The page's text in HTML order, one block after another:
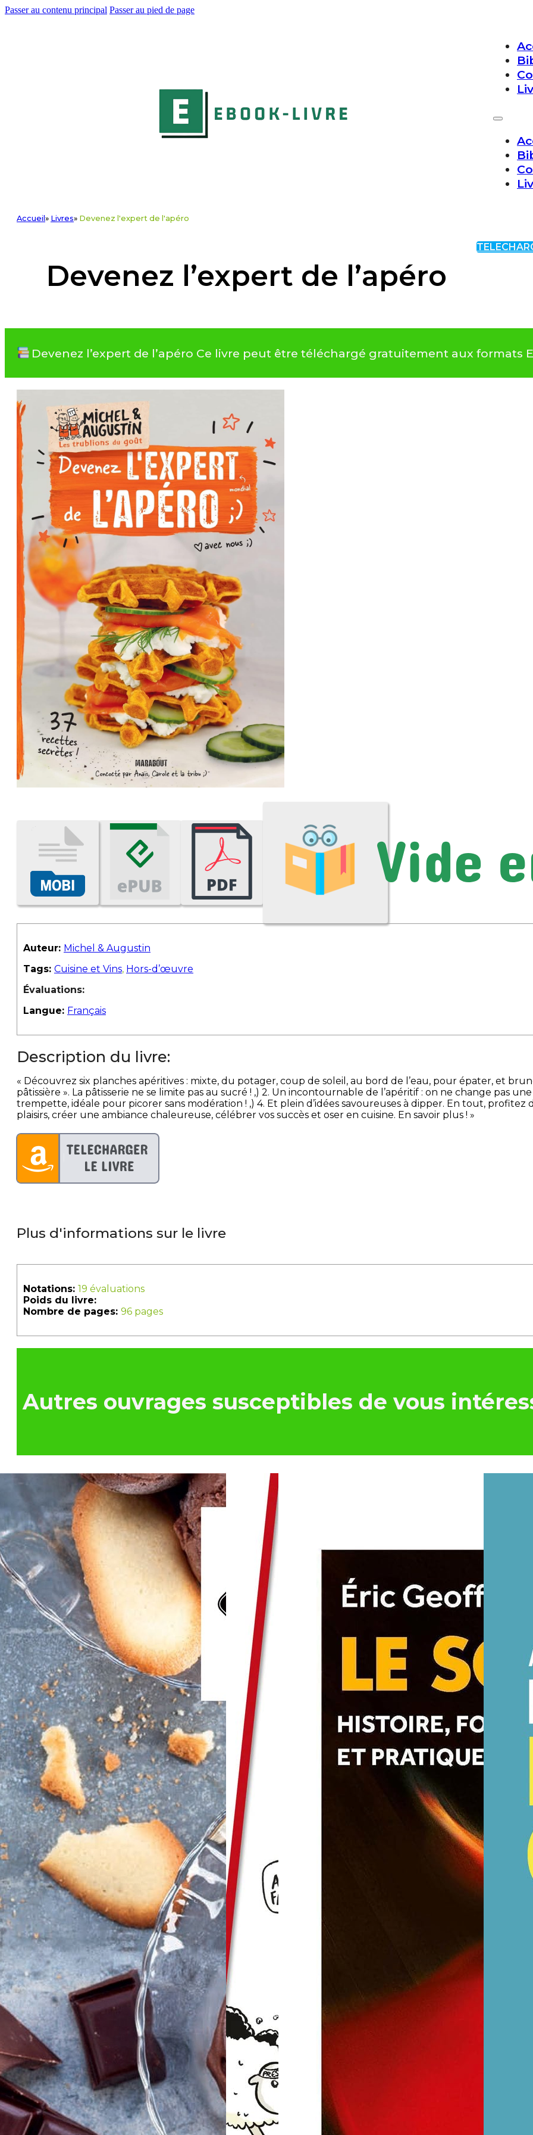
Passer au contenu principal Passer au pied de page
Accueil » Livres» Devenez l'expert de l'apéro
Devenez l’expert de l’apéro
Devenez l’expert de l’apéro Ce livre peut être téléchargé gratuitement aux formats
Auteur: Michel & Augustin
Tags: Cuisine et Vins, Hors-d’œuvre
Évaluations:
Langue: Français
Description du livre:
« Découvrez six planches apéritives : mixte, du potager, coup de soleil, au bord de l’eau, pour épater, et
pâtissière ». La pâtisserie ne se limite pas au sucré ! ,) 2. Un incontournable de l’apéritif : on ne change pas
trempette, idéale pour picorer sans modération ! ,) 4. Et plein d’idées savoureuses à dipper. En tout, profitez
plaisirs, créer une ambiance chaleureuse, célébrer vos succès et oser en cuisine. En savoir plus ! »
Plus d'informations sur le livre
Notations: 19 évaluations
Poids du livre:
Nombre de pages: 96 pages
Autres ouvrages susceptibles de vous
Le banquier anarchiste